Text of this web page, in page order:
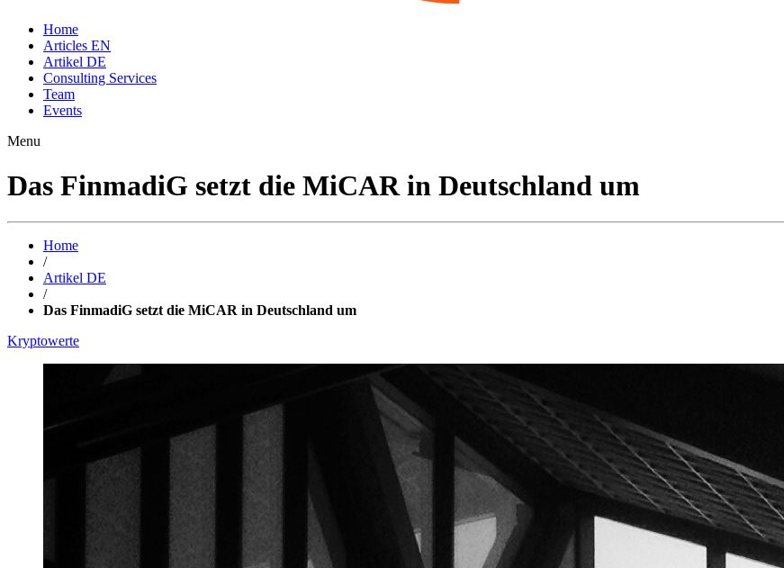
Home
Articles EN
Artikel DE
Consulting Services
Team
Events
Menu
Das FinmadiG setzt die MiCAR in Deutschland um
Home
/
Artikel DE
/
Das FinmadiG setzt die MiCAR in Deutschland um
Kryptowerte